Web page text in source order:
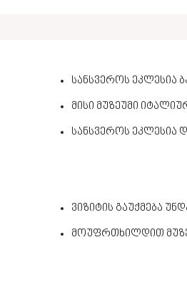
სანსვეროს
მისი მუზეუმი
სანსვეროს ეკლესია
ვიზიტის გაუქმება
მოუფრთხილდით